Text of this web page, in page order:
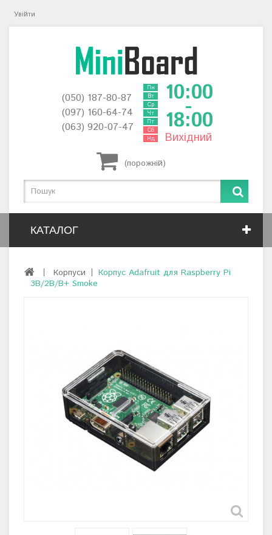
Увійти
(порожній)
(050) 187-80-87
(097) 160-64-74
(063) 920-07-47
Пн
Вт
Ср
Чт
Пт
Сб
Нд
10:00
-
18:00
Вихідний
КАТАЛОГ
Корпуси
Корпус Adafruit для Raspberry Pi
3B/2B/B+ Smoke